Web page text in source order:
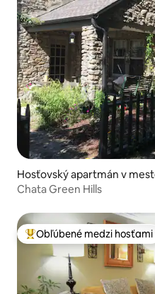
Hosťovský apartmán v
Chata Green Hills
Najobľúbenejšie medzi
Obľúbené medzi hosťami